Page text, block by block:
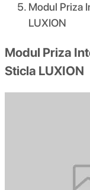
Modul Priza
LUXION
Modul Priza
Sticla LUXION